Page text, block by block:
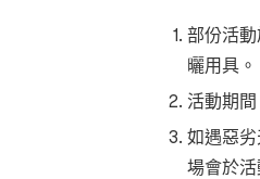
部份活
曬用具。
活動期
如遇惡
場會於